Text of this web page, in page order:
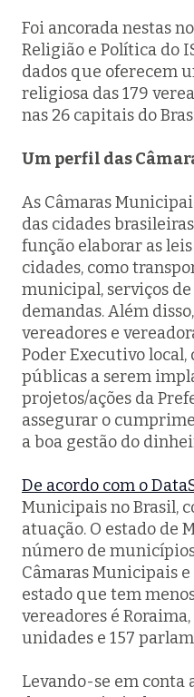
Foi ancorada nestas
Religião e Política do
dados que oferecem
religiosa das 179
nas 26 capitais do
Um perfil das
As Câmaras
das cidades
função elaborar as
cidades, como
municipal, serviços
demandas. Além
vereadores e
Poder Executivo
públicas a serem
projetos/ações da
assegurar o
a boa gestão do
De acordo com o
Municipais no Brasil,
atuação. O estado de
número de
Câmaras Municipais e
estado que tem
vereadores é
unidades e 157
Levando-se em conta